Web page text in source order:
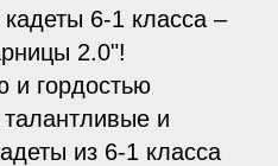
6-1 класса –
2.0"!
и гордостью
и
из 6-1 класса